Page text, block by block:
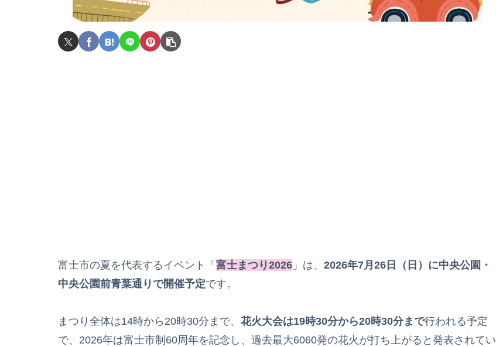
富士市の夏を代表するイベント「 富士まつり2026 」は、 2026年7月26日（日）に中央公園・
中央公園前青葉通りで開催予定です。
まつり全体は14時から20時30分まで、 花火大会は19時30分から20時30分まで行われる予定
で、2026年は富士市制60周年を記念し、過去最大6060発の花火が打ち上がると発表されてい